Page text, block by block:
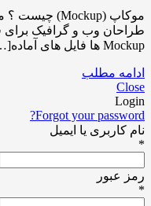
طراحان وب و گرافیک برای
Mockup ها فایل های آماده[…]
ادامه مطلب
Close
Login
Forgot your password?
نام کاربری یا ایمیل
*
رمز عبور
*